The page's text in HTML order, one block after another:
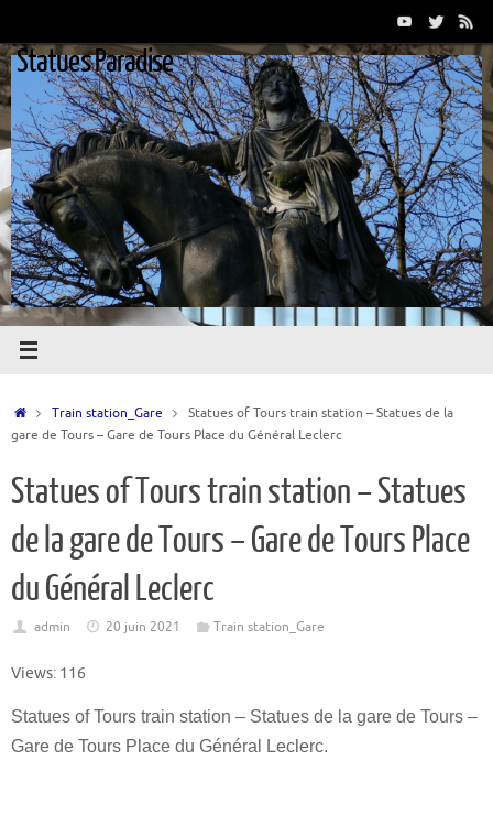
contenu
Statues Paradise
AccueilTrain station_Gare
Statues of Tours train station – Statues de la
gare de Tours – Gare de Tours Place du Général Leclerc
Statues of Tours train station – Statues
de la gare de Tours – Gare de Tours Place
du Général Leclerc
admin 20 juin 2021 Train station_Gare
Views: 116
Statues of Tours train station – Statues de la gare de Tours –
Gare de Tours Place du Général Leclerc.